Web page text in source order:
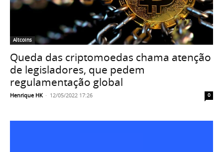
Altcoins
Queda das criptomoedas chama atenção
de legisladores, que pedem
regulamentação global
Henrique HK - 12/05/2022 17:26 0